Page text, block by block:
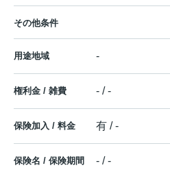
その他条件
用途地域 -
権利金 / 雑費 - / -
保険加入 / 料金 有 / -
保険名 / 保険期間 - / -